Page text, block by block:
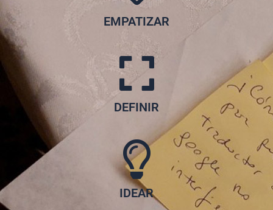
EMPATIZAR
DEFINIR
IDEAR